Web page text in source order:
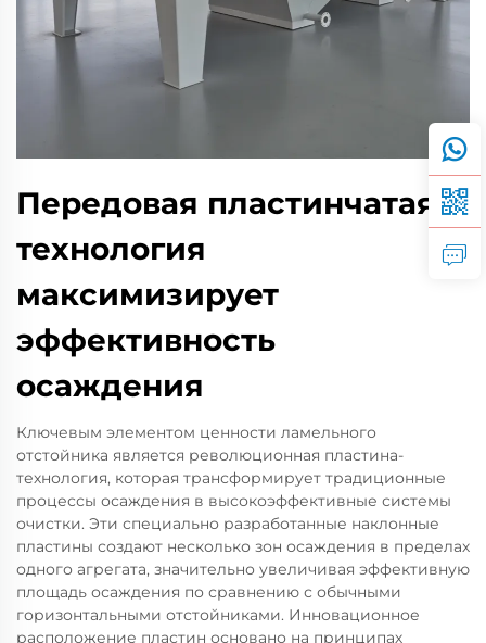
Передовая пластинчатая
технология
максимизирует
эффективность
осаждения
Ключевым элементом ценности ламельного
отстойника является революционная пластина-
технология, которая трансформирует традиционные
процессы осаждения в высокоэффективные системы
очистки. Эти специально разработанные наклонные
пластины создают несколько зон осаждения в пределах
одного агрегата, значительно увеличивая эффективную
площадь осаждения по сравнению с обычными
горизонтальными отстойниками. Инновационное
расположение пластин основано на принципах